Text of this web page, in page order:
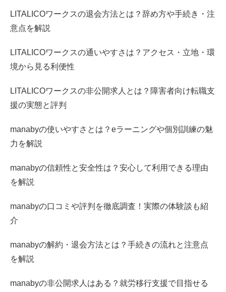
LITALICOワークスの退会方法とは？辞め方や手続き・注
意点を解説
LITALICOワークスの通いやすさは？アクセス・立地・環
境から見る利便性
LITALICOワークスの非公開求人とは？障害者向け転職支
援の実態と評判
manabyの使いやすさとは？eラーニングや個別訓練の魅
力を解説
manabyの信頼性と安全性は？安心して利用できる理由
を解説
manabyの口コミや評判を徹底調査！実際の体験談も紹
介
manabyの解約・退会方法とは？手続きの流れと注意点
を解説
manabyの非公開求人はある？就労移行支援で目指せる